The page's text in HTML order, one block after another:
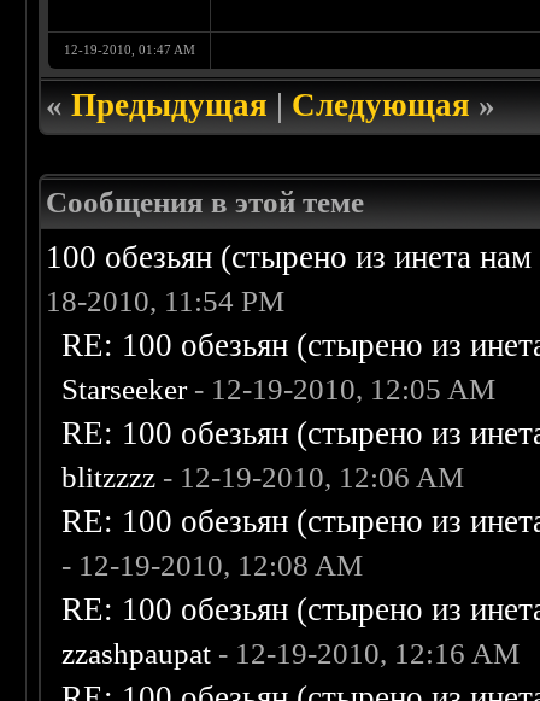
12-19-2010, 01:47 AM
«Предыдущая|Следующая»
Сообщения в этой теме
100 обезьян (стырено из инета
18-2010, 11:54 PM
RE: 100 обезьян (стырено из
Starseeker- 12-19-2010, 12:05 AM
RE: 100 обезьян (стырено из
blitzzzz - 12-19-2010, 12:06 AM
RE: 100 обезьян (стырено из
- 12-19-2010, 12:08 AM
RE: 100 обезьян (стырено из
zzashpaupat - 12-19-2010, 12:16 AM